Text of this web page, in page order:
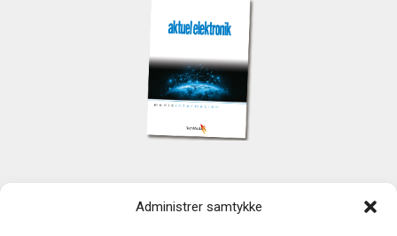
Administrer samtykke
TechMedia A/S